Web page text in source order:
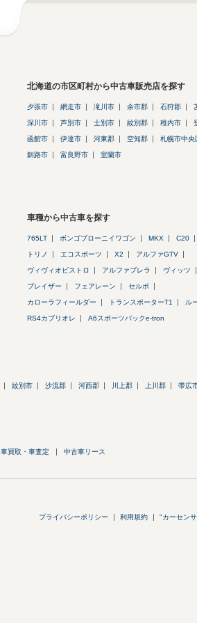
北海道の市区町村から中古車販売店を探す
夕張市 網走市 滝川市 余市郡 石狩郡
深川市 芦別市 士別市 紋別郡 稚内市
函館市 伊達市 河東郡 空知郡 札幌市中央
釧路市 富良野市 室蘭市
車種から中古車を探す
765LT ボンゴブローニイワゴン MKX C20
トリノ エコスポーツ X2 アルファGTV
ヴィヴィオビストロ アルファブレラ ヴィッツ
ブレイザー フェアレーン セルボ
カローラフィールダー トランスポーターT1 ル
RS4カブリオレ A6スポーツバックe-tron
紋別市 沙流郡 河西郡 川上郡 上川郡 帯広
車買取・車査定 中古車リース
プライバシーポリシー 利用規約 "カーセン